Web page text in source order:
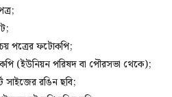
পত্রের ফটোকপি;
কপি (ইউনিয়ন পরিষদ বা পৌরসভা থেকে);
সাইজের রঙিন ছবি;